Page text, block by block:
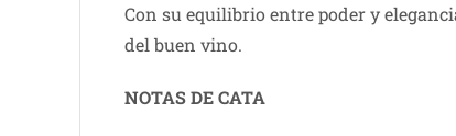
Con su equilibrio entre poder y
del buen vino.
NOTAS DE CATA